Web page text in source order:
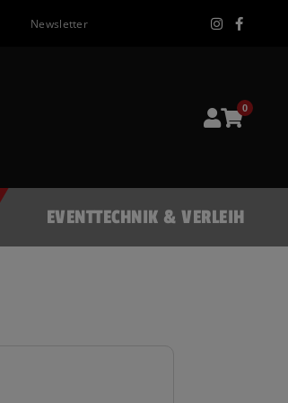
Newsletter
0
EVENTTECHNIK & VERLEIH